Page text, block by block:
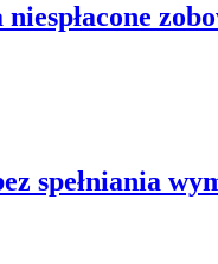
spełniania